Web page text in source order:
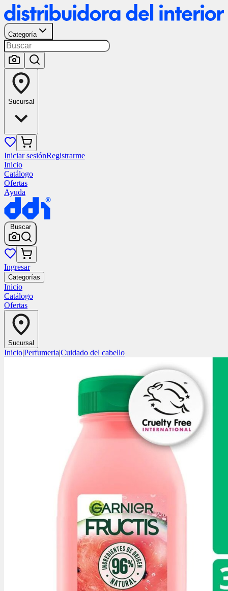
Categoría
Sucursal
Iniciar sesiónRegistrarme
Inicio
Catálogo
Ofertas
Ayuda
Buscar
Ingresar
Categorías
Inicio
Catálogo
Ofertas
Sucursal
Inicio|Perfumeria|Cuidado del cabello